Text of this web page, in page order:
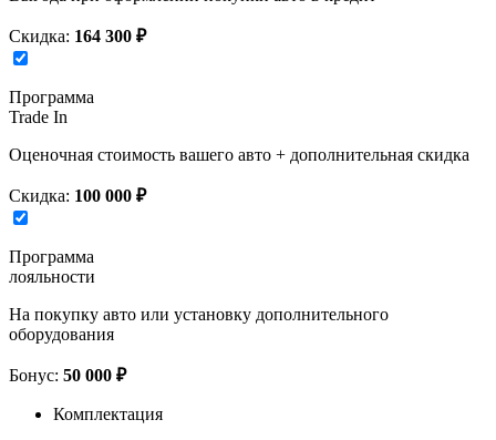
Скидка: 164 300 ₽
Программа
Trade In
Оценочная стоимость вашего авто + дополнительная скидка
Скидка: 100 000 ₽
Программа
лояльности
На покупку авто или установку дополнительного
оборудования
Бонус: 50 000 ₽
Комплектация